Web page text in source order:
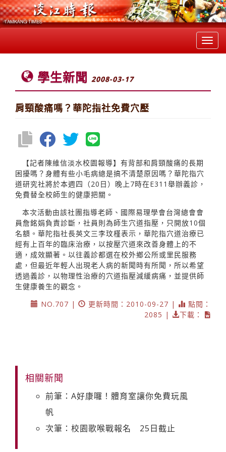
學生新聞 2008-03-17
肩頸酸痛嗎？華陀指社免費穴壓
【記者陳維信淡水校園報導】有背部和肩頸酸痛的長期
困擾嗎？身體有些小毛病總是搞不清楚原因嗎？華陀指穴
道研究社將於本週四（20日）晚上7時在E311舉辦義診，
免費替全校師生的健康把關。
本次活動由該社團指導老師、國際易理學會台灣總會會
員詹銘娟負責診斷，社員則為師生穴道指壓，只開放10個
名額。華陀指社長英文三李玟槿表示，華陀指穴道治療已
經有上百年的臨床治療，以按壓穴道來改善身體上的不
適，成效顯著。以往義診都選在校外鄉公所或里民服務
處，但最近年輕人出現老人病的新聞時有所聞，所以希望
透過義診，以物理性治療的穴道指壓減緩病痛，並提供師
生健康養生的觀念。
NO.707 |
更新時間：2010-09-27 |
點閱：
2085 |
下載：
相關新聞
前筆：A好康囉！體育室讓你免費玩風
帆
次筆：校園歌喉戰報名 25日截止